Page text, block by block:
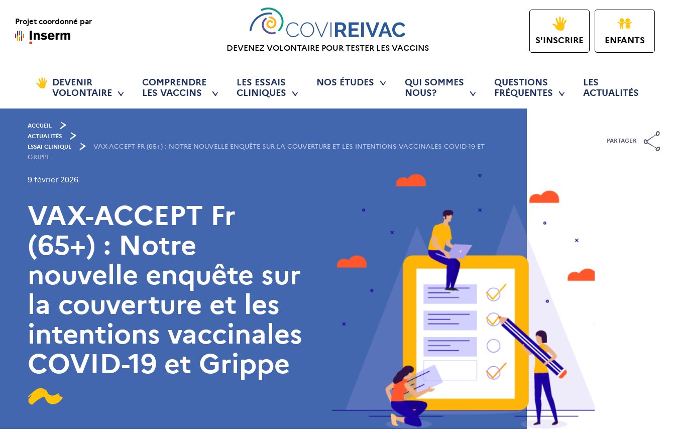
Projet coordonné par
DEVENEZ VOLONTAIRE POUR TESTER LES VACCINS
S'INSCRIRE ENFANTS
DEVENIR
VOLONTAIRE
COMPRENDRE
LES VACCINS
LES ESSAIS
CLINIQUES
NOS ÉTUDES
QUI SOMMES
NOUS?
QUESTIONS
FRÉQUENTES
LES
ACTUALITÉS
ACCUEIL
ACTUALITÉS
ESSAI CLINIQUE
VAX-ACCEPT FR (65+) : NOTRE NOUVELLE ENQUÊTE SUR LA COUVERTURE ET LES INTENTIONS VACCINALES COVID-19 ET
GRIPPE
9 février 2026
VAX-ACCEPT Fr
(65+) : Notre
nouvelle enquête sur
la couverture et les
intentions vaccinales
COVID-19 et Grippe
PARTAGER